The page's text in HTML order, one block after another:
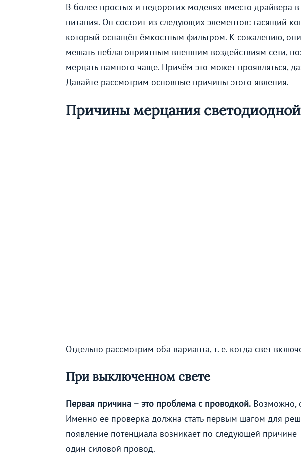
В более простых и недорогих моделях вместо драйвера
питания. Он состоит из следующих элементов: гасящий
который оснащён ёмкостным фильтром. К сожалению,
мешать неблагоприятным внешним воздействиям сети,
мерцать намного чаще. Причём это может проявляться,
Давайте рассмотрим основные причины этого явления.
Причины мерцания
Отдельно рассмотрим оба варианта, т. е. когда свет
При выключенном свете
Первая причина – это проблема с проводкой. Возможно,
Именно её проверка должна стать первым шагом для
появление потенциала возникает по следующей
один силовой провод.